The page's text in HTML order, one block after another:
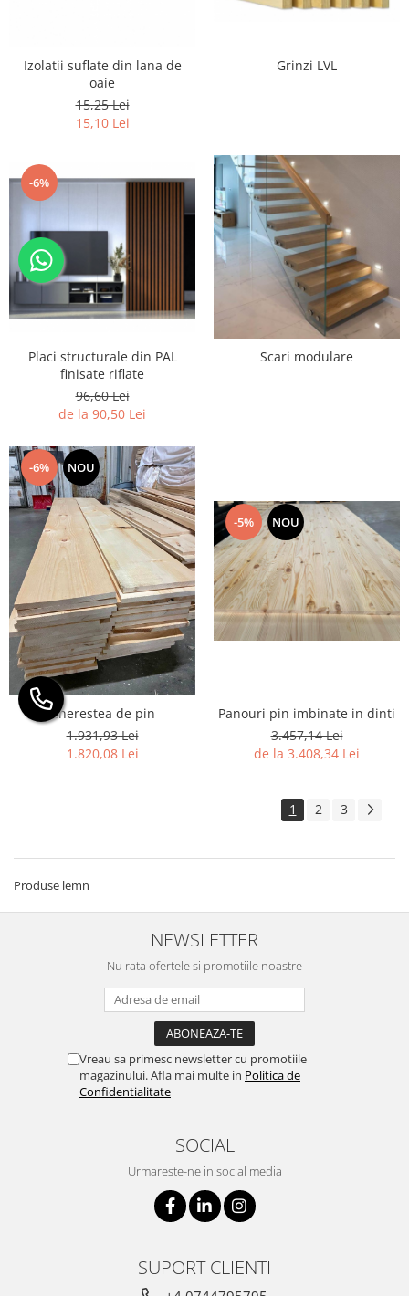
Izolatii suflate din lana de
oaie
15,25 Lei
15,10 Lei
Grinzi LVL
-6%
Placi structurale din PAL
finisate riflate
96,60 Lei
de la 90,50 Lei
Scari modulare
-6% NOU
Cherestea de pin
1.931,93 Lei
1.820,08 Lei
-5% NOU
Panouri pin imbinate in dinti
3.457,14 Lei
de la 3.408,34 Lei
1 2 3
Produse lemn
NEWSLETTER
Nu rata ofertele si promotiile noastre
Vreau sa primesc newsletter cu promotiile
magazinului. Afla mai multe in Politica de
Confidentialitate
SOCIAL
Urmareste-ne in social media
SUPORT CLIENTI